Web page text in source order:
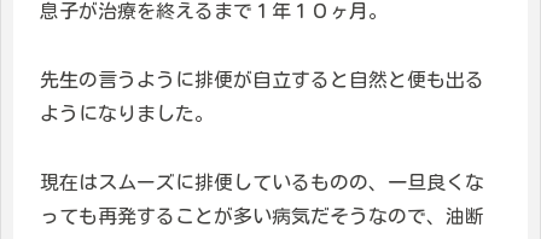
息子が治療を終えるまで１年１０ヶ月。
先生の言うように排便が自立すると自然と便も出る
ようになりました。
現在はスムーズに排便しているものの、一旦良くな
っても再発することが多い病気だそうなので、油断